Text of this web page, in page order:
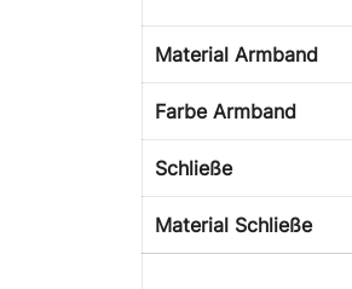
Material Armband
Farbe Armband
Schließe
Material Schließe